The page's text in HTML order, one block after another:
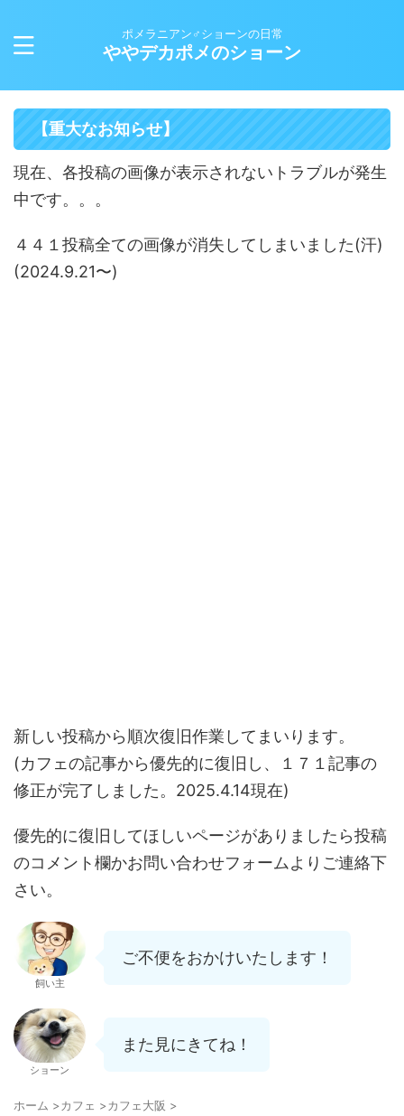
ポメラニアン♂ショーンの日常
ややデカポメのショーン
【重大なお知らせ】
現在、各投稿の画像が表示されないトラブルが発生
中です。。。
４４１投稿全ての画像が消失してしまいました(汗)
(2024.9.21〜)
新しい投稿から順次復旧作業してまいります。
(カフェの記事から優先的に復旧し、１７１記事の
修正が完了しました。2025.4.14現在)
優先的に復旧してほしいページがありましたら投稿
のコメント欄かお問い合わせフォームよりご連絡下
さい。
飼い主
ご不便をおかけいたします！
ショーン
また見にきてね！
ホーム >カフェ >カフェ大阪 >